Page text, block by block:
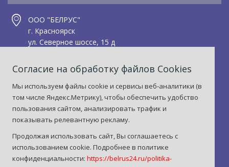
ООО "БЕЛРУС"
г. Красноярск
ул. Северное шоссе, 15 д
Факс: +7(391) 299-75-05
sht@motor24.ru
Согласие на обработку файлов Сookies
Мы используем файлы cookie и сервисы веб‑аналитики (в
том числе Яндекс.Метрику), чтобы обеспечить удобство
пользования сайтом, анализировать трафик и
показывать релевантную рекламу.
Продолжая использовать сайт, Вы соглашаетесь с
использованием cookie. Подробнее в политике
конфиденциальности: https://belrus24.ru/politika-